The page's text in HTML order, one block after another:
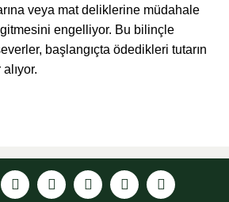
veya mat deliklerine müdahale
engelliyor. Bu bilinçle
başlangıçta ödedikleri tutarın
alıyor.